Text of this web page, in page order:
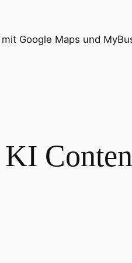
mit Google Maps und
KI